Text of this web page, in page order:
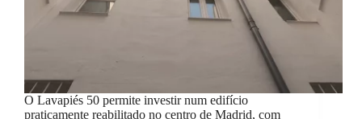
O Lavapiés 50 permite investir num edifício
praticamente reabilitado no centro de Madrid, com